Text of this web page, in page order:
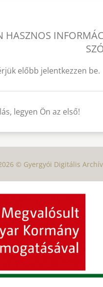
HASZNOS
előbb jelentkezzen be.
legyen Ön az első!
© Gyergyói Digitális